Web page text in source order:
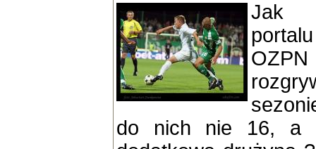
Jak
do nich nie 16, a